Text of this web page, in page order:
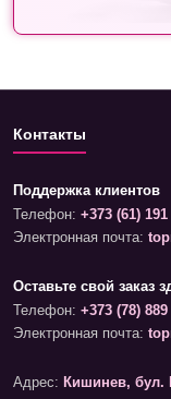
Контакты
Поддержка клиентов
Телефон: +373 (61) 191
Электронная почта:
Оставьте свой заказ
Телефон: +373 (78) 889
Электронная почта:
Адрес: Кишинев, бул.